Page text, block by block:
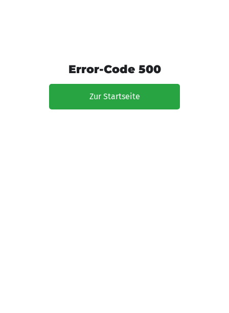
Error-Code 500
Zur Startseite